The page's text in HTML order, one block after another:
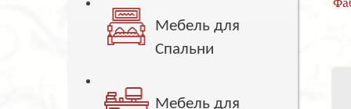
Мебель для
Спальни
Мебель для